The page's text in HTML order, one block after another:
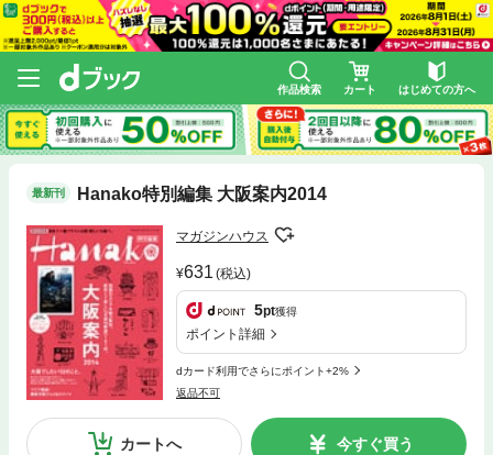
作品検索 カート はじめての方へ
最新刊 Hanako特別編集 大阪案内2014
マガジンハウス
631 (税込)
5pt獲得
ポイント詳細
dカード利用でさらにポイント+2%
返品不可
カートへ 今すぐ買う